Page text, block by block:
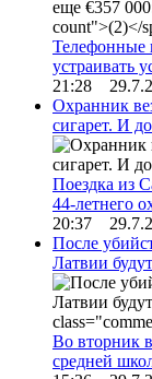
Телефонные
устраивать
21:28
Охранник
сигарет. И
Поездка из
44-летнего
20:37
После
Латвии
Во вторник
средней